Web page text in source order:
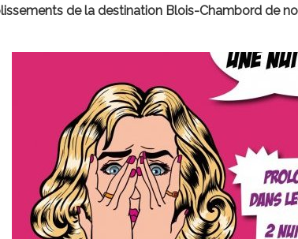
de la destination Blois-Chambord de